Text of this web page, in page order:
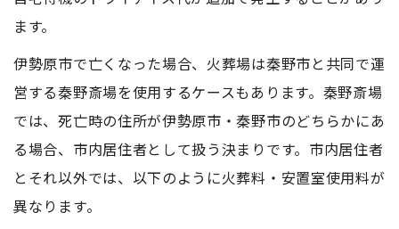
ます。
伊勢原市で亡くなった場合、火葬場は秦野市と共同で運
営する秦野斎場を使用するケースもあります。秦野斎場
では、死亡時の住所が伊勢原市・秦野市のどちらかにあ
る場合、市内居住者として扱う決まりです。市内居住者
とそれ以外では、以下のように火葬料・安置室使用料が
異なります。